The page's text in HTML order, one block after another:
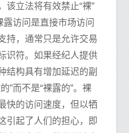
该立法将有效禁止“裸”
露访问是直接市场访问
持，通常只是允许交易
识符。如果经纪人提供
结构具有增加延迟的副
”而不是“裸露的”。裸
快的访问速度，但以牺
引起了人们的担心，即